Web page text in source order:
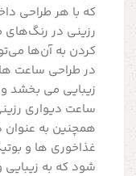
که با هر طراحی
رزینی در رنگ‌های
کردن به آن‌ها
در طراحی ساعت
زیبایی می بخشد و
ساعت دیواری
همچنین به عنوان
غذاخوری ها و
شود که به